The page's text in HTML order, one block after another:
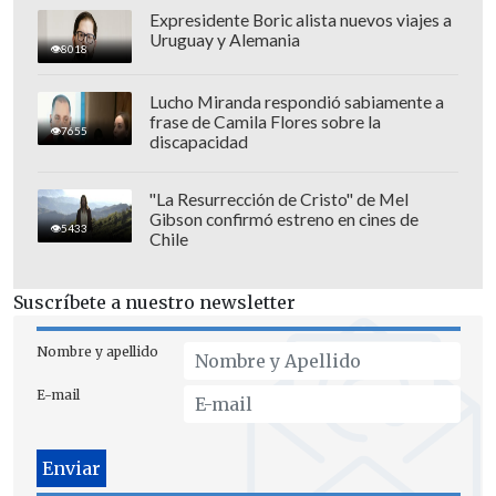
por jóvenes y niños, se volcó a las calles
para festejar junto a sus ídolos, en una
nueva muestra de la conexión del equipo
con su afición. La tarde comenzó con la
tradicional foto de familia de la plantilla,
junto a los trofeos, con el entrenador
Hansi Flick acompañado por el
Rafael Yuste.
Sin embargo
, el gesto de Yamal fue el
que acaparó la atención mediática dado
que no es habitual que un futbolista, y
menos a sus 18 años, se posicione
públicamente en un conflicto tan
8018
Expresidente Boric alista nuevos viajes a
Uruguay y Alemania
7655
Lucho Miranda respondió sabiamente a
frase de Camila Flores sobre la
discapacidad
5433
"La Resurrección de Cristo" de Mel
Gibson confirmó estreno en cines de
Chile
Suscríbete a nuestro newsletter
Nombre y apellido
E-mail